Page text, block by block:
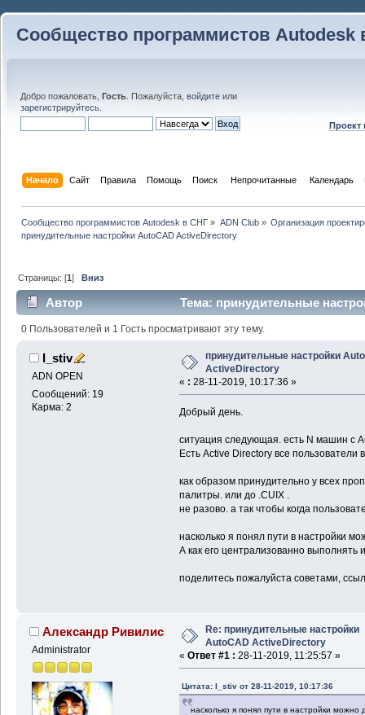
Сообщество программистов Autodesk
Добро пожаловать, Гость . Пожалуйста, войдите или
зарегистрируйтесь
Проект
Начало Сайт Правила Помощь Поиск Непрочитанные Календарь
Сообщество программистов Autodesk в СНГ » ADN Club» Организация
принудительные настройки AutoCAD ActiveDirectory
Страницы: [1]Вниз
Автор
Тема: принудительные
(Прочитано 46536 раз)
0 Пользователей и 1 Гость просматривают эту тему.
I_stiv
ADN OPEN
Сообщений: 19
Карма: 2
принудительные настройки
ActiveDirectory
« : 28-11-2019, 10:17:36 »
Добрый день.
ситуация следующая. есть N машин с
Есть Active Directory все пользователи
как образом принудительно у всех
палитры. или до .CUIX .
не разово. а так чтобы когда
насколько я понял пути в настройки
А как его централизованно выполнять
поделитесь пожалуйста советами,
Александр Ривилис
Administrator
Re: принудительные настройки
AutoCAD ActiveDirectory
« Ответ #1 : 28-11-2019, 11:25:57 »
Цитата: I_stiv от 28-11-2019, 10:17:36
насколько я понял пути в настройки можно